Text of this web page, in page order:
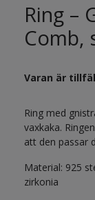
Ring –
Comb,
Varan är
Ring med
vaxkaka.
att den passar
Material: 925
zirkonia